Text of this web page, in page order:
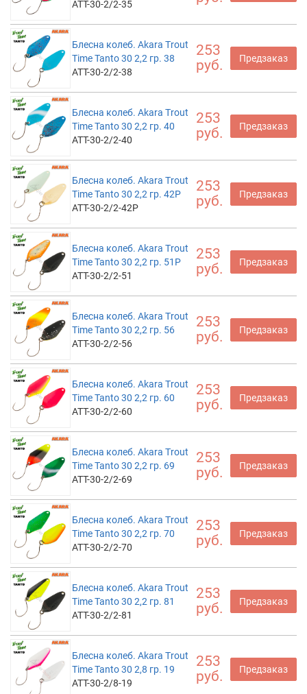
ATT-30-2/2-35
Блесна колеб. Akara Trout
Time Tanto 30 2,2 гр. 38
ATT-30-2/2-38
253
руб.
Предзаказ
Блесна колеб. Akara Trout
Time Tanto 30 2,2 гр. 40
ATT-30-2/2-40
253
руб.
Предзаказ
Блесна колеб. Akara Trout
Time Tanto 30 2,2 гр. 42P
ATT-30-2/2-42P
253
руб.
Предзаказ
Блесна колеб. Akara Trout
Time Tanto 30 2,2 гр. 51P
ATT-30-2/2-51
253
руб.
Предзаказ
Блесна колеб. Akara Trout
Time Tanto 30 2,2 гр. 56
ATT-30-2/2-56
253
руб.
Предзаказ
Блесна колеб. Akara Trout
Time Tanto 30 2,2 гр. 60
ATT-30-2/2-60
253
руб.
Предзаказ
Блесна колеб. Akara Trout
Time Tanto 30 2,2 гр. 69
ATT-30-2/2-69
253
руб.
Предзаказ
Блесна колеб. Akara Trout
Time Tanto 30 2,2 гр. 70
ATT-30-2/2-70
253
руб.
Предзаказ
Блесна колеб. Akara Trout
Time Tanto 30 2,2 гр. 81
ATT-30-2/2-81
253
руб.
Предзаказ
Блесна колеб. Akara Trout
Time Tanto 30 2,8 гр. 19
ATT-30-2/8-19
253
руб.
Предзаказ